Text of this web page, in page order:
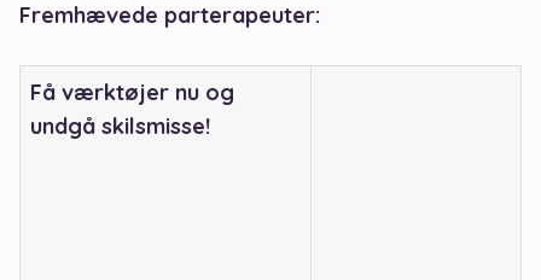
Fremhævede parterapeuter:
Få værktøjer nu og
undgå skilsmisse!